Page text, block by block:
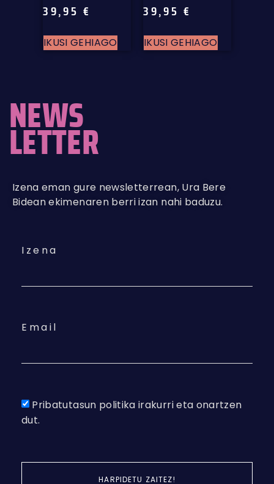
39,95€
IKUSI GEHIAGO
39,95€
IKUSI GEHIAGO
NEWS
LETTER
Izena eman gure newsletterrean, Ura Bere
Bidean ekimenaren berri izan nahi baduzu.
Izena
Email
Pribatutasun politika irakurri eta onartzen
dut.
HARPIDETU ZAITEZ!